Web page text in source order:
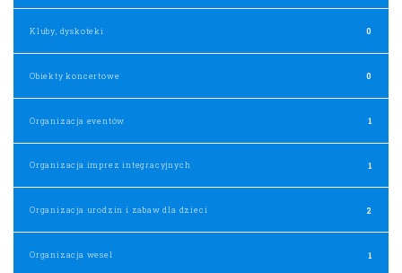
Kluby, dyskoteki 0
Obiekty koncertowe 0
Organizacja eventów 1
Organizacja imprez integracyjnych 1
Organizacja urodzin i zabaw dla dzieci 2
Organizacja wesel 1